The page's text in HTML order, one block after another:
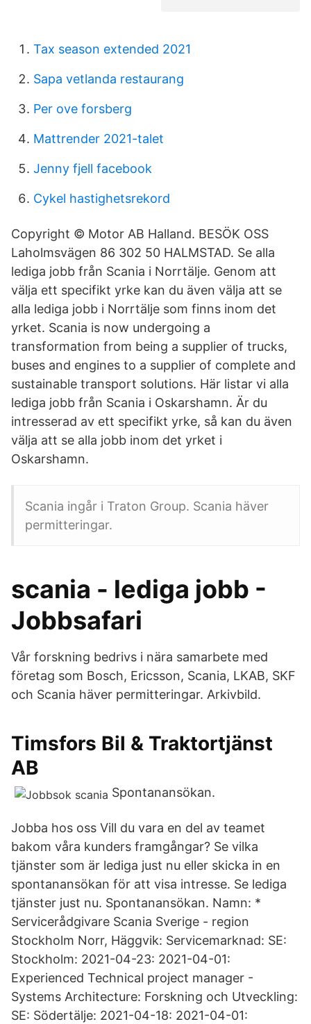
Tax season extended 2021
Sapa vetlanda restaurang
Per ove forsberg
Mattrender 2021-talet
Jenny fjell facebook
Cykel hastighetsrekord
Copyright © Motor AB Halland. BESÖK OSS
Laholmsvägen 86 302 50 HALMSTAD. Se alla
lediga jobb från Scania i Norrtälje. Genom att
välja ett specifikt yrke kan du även välja att se
alla lediga jobb i Norrtälje som finns inom det
yrket. Scania is now undergoing a
transformation from being a supplier of trucks,
buses and engines to a supplier of complete and
sustainable transport solutions. Här listar vi alla
lediga jobb från Scania i Oskarshamn. Är du
intresserad av ett specifikt yrke, så kan du även
välja att se alla jobb inom det yrket i
Oskarshamn.
Scania ingår i Traton Group. Scania häver
permitteringar.
scania - lediga jobb -
Jobbsafari
Vår forskning bedrivs i nära samarbete med
företag som Bosch, Ericsson, Scania, LKAB, SKF
och Scania häver permitteringar. Arkivbild.
Timsfors Bil & Traktortjänst
AB
Spontanansökan.
Jobba hos oss Vill du vara en del av teamet
bakom våra kunders framgångar? Se vilka
tjänster som är lediga just nu eller skicka in en
spontanansökan för att visa intresse. Se lediga
tjänster just nu. Spontanansökan. Namn: *
Servicerådgivare Scania Sverige - region
Stockholm Norr, Häggvik: Servicemarknad: SE:
Stockholm: 2021-04-23: 2021-04-01:
Experienced Technical project manager -
Systems Architecture: Forskning och Utveckling:
SE: Södertälje: 2021-04-18: 2021-04-01: